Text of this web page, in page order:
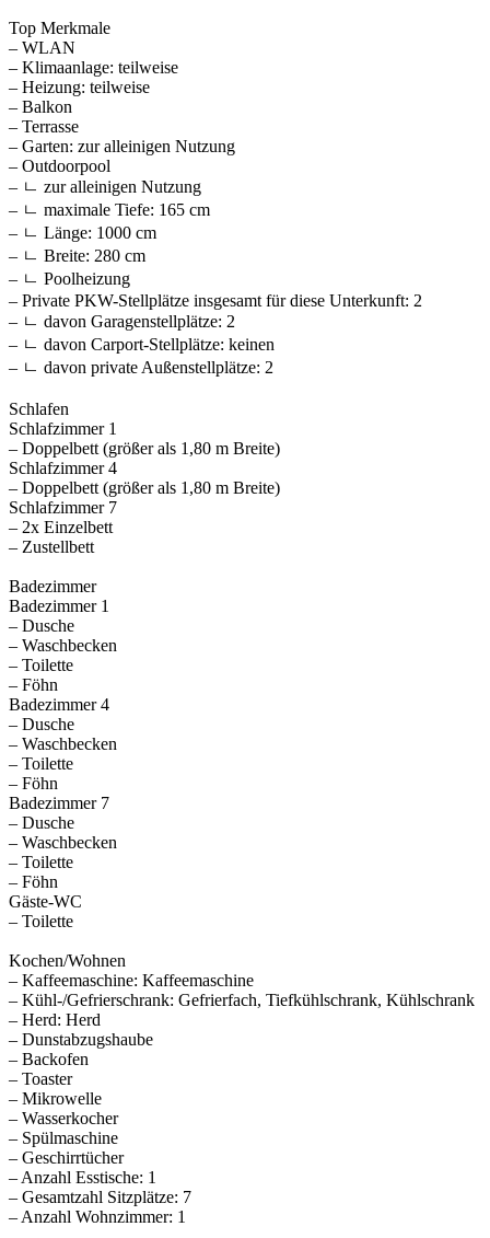
Top Merkmale
– WLAN
– Klimaanlage: teilweise
– Heizung: teilweise
– Balkon
– Terrasse
– Garten: zur alleinigen Nutzung
– Outdoorpool
– ㄴ zur alleinigen Nutzung
– ㄴ maximale Tiefe: 165 cm
– ㄴ Länge: 1000 cm
– ㄴ Breite: 280 cm
– ㄴ Poolheizung
– Private PKW-Stellplätze insgesamt für diese Unterkunft: 2
– ㄴ davon Garagenstellplätze: 2
– ㄴ davon Carport-Stellplätze: keinen
– ㄴ davon private Außen­stellplätze: 2
Schlafen
Schlafzimmer 1
– Doppelbett (größer als 1,80 m Breite)
Schlafzimmer 4
– Doppelbett (größer als 1,80 m Breite)
Schlafzimmer 7
– 2x Einzelbett
– Zustellbett
Badezimmer
Badezimmer 1
– Dusche
– Waschbecken
– Toilette
– Föhn
Badezimmer 4
– Dusche
– Waschbecken
– Toilette
– Föhn
Badezimmer 7
– Dusche
– Waschbecken
– Toilette
– Föhn
Gäste-WC
– Toilette
Kochen/Wohnen
– Kaffeemaschine: Kaffeemaschine
– Kühl-/Gefrierschrank: Gefrierfach, Tiefkühlschrank, Kühlschrank
– Herd: Herd
– Dunstabzugshaube
– Backofen
– Toaster
– Mikrowelle
– Wasserkocher
– Spülmaschine
– Geschirrtücher
– Anzahl Esstische: 1
– Gesamtzahl Sitzplätze: 7
– Anzahl Wohnzimmer: 1